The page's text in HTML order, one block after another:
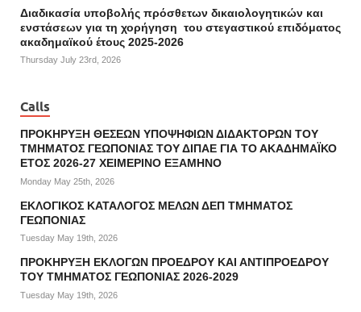
Διαδικασία υποβολής πρόσθετων δικαιολογητικών και
ενστάσεων για τη χορήγηση του στεγαστικού επιδόματος
ακαδημαϊκού έτους 2025-2026
Thursday July 23rd, 2026
Calls
ΠΡΟΚΗΡΥΞΗ ΘΕΣΕΩΝ ΥΠΟΨΗΦΙΩΝ ΔΙΔΑΚΤΟΡΩΝ ΤΟΥ
ΤΜΗΜΑΤΟΣ ΓΕΩΠΟΝΙΑΣ ΤΟΥ ΔΙΠΑΕ ΓΙΑ ΤΟ ΑΚΑΔΗΜΑΪΚΟ
ΕΤΟΣ 2026-27 ΧΕΙΜΕΡΙΝΟ ΕΞΑΜΗΝΟ
Monday May 25th, 2026
ΕΚΛΟΓΙΚΟΣ ΚΑΤΑΛΟΓΟΣ ΜΕΛΩΝ ΔΕΠ ΤΜΗΜΑΤΟΣ
ΓΕΩΠΟΝΙΑΣ
Tuesday May 19th, 2026
ΠΡΟΚΗΡΥΞΗ ΕΚΛΟΓΩΝ ΠΡΟΕΔΡΟΥ ΚΑΙ ΑΝΤΙΠΡΟΕΔΡΟΥ
ΤΟΥ ΤΜΗΜΑΤΟΣ ΓΕΩΠΟΝΙΑΣ 2026-2029
Tuesday May 19th, 2026